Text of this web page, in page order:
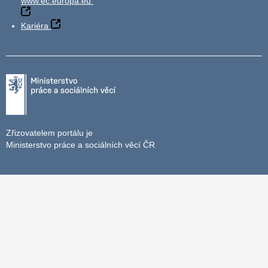
Kariéra
Zřizovatelem portálu je
Ministerstvo práce a sociálních věcí ČR